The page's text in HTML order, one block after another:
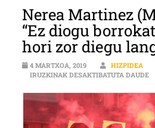
Nerea Martinez
“Ez diogu
hori zor diegu
4 MARTXOA, 2019 HIZPIDEA
IRUZKINAK DESAKTIBATUTA DAUDE